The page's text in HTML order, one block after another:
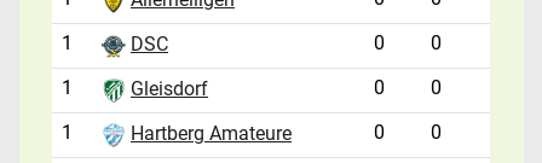
1
DSC 0
0
1
Gleisdorf 0
0
1
Hartberg Amateure 0
0